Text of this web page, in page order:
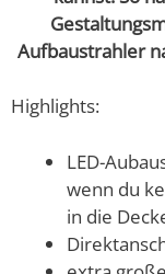
Aufbaustrahler
Highlights:
LED-
wenn du
in die